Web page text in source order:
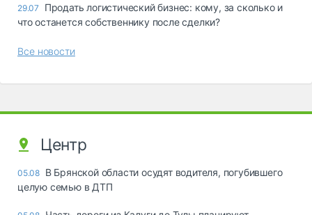
29.07
Продать логистический бизнес: кому, за сколько и
что останется собственнику после сделки?
Все новости
Центр
05.08 В Брянской области осудят водителя, погубившего
целую семью в ДТП